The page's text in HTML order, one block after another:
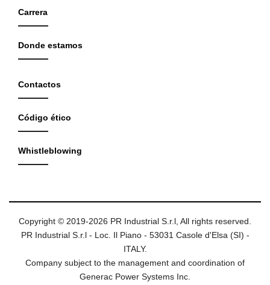
Carrera
Donde estamos
Contactos
Código ético
Whistleblowing
Copyright © 2019-2026 PR Industrial S.r.l, All rights reserved.
PR Industrial S.r.l - Loc. Il Piano - 53031 Casole d'Elsa (SI) -
ITALY.
Company subject to the management and coordination of
Generac Power Systems Inc.